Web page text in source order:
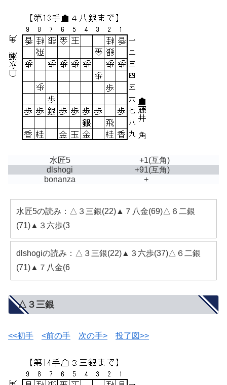
水匠5 +1(互角)
dlshogi
+91(互角)
bonanza
+
水匠5の読み：△３三銀(22)▲７八金(69)△６二銀
(71)▲３六歩(3
dlshogiの読み：△３三銀(22)▲３六歩(37)△６二銀
(71)▲７八金(6
△３三銀
<<初手 <前の手 次の手> 投了図>>